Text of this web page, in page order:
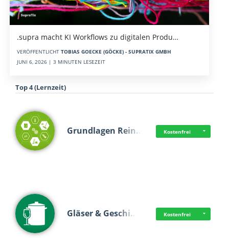
.supra macht KI Workflows zu digitalen Produ…
VERÖFFENTLICHT TOBIAS GOECKE (GÖCKE) - SUPRATIX GMBH
JUNI 6, 2026 | 3 MINUTEN LESEZEIT
Top 4 (Lernzeit)
Grundlagen Rein… Kostenfrei
Gläser & Geschi… Kostenfrei